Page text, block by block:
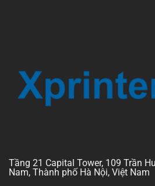
Tầng 21 Capital Tower, 109 Trần
Nam, Thành phố Hà Nội, Việt Nam